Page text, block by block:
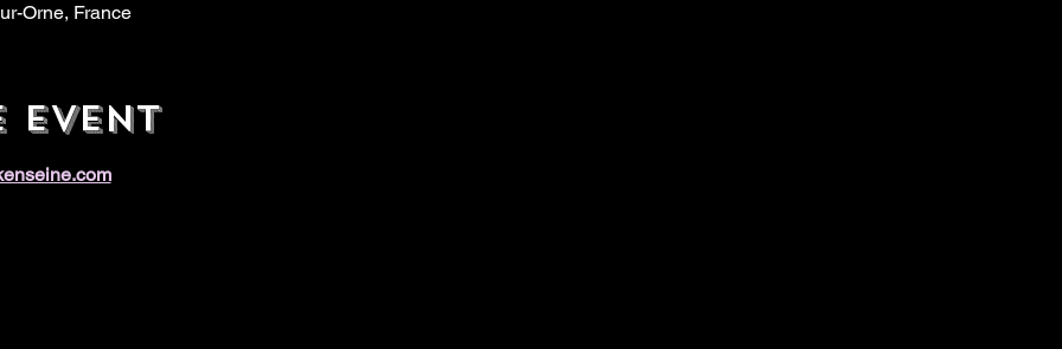
Orne, France
event